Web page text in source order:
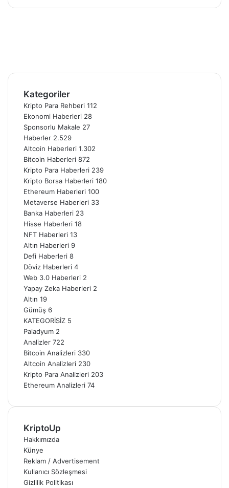
Kategoriler
Kripto Para Rehberi 112
Ekonomi Haberleri 28
Sponsorlu Makale 27
Haberler 2.529
Altcoin Haberleri 1.302
Bitcoin Haberleri 872
Kripto Para Haberleri 239
Kripto Borsa Haberleri 180
Ethereum Haberleri 100
Metaverse Haberleri 33
Banka Haberleri 23
Hisse Haberleri 18
NFT Haberleri 13
Altın Haberleri 9
Defi Haberleri 8
Döviz Haberleri 4
Web 3.0 Haberleri 2
Yapay Zeka Haberleri 2
Altın 19
Gümüş 6
KATEGORİSİZ 5
Paladyum 2
Analizler 722
Bitcoin Analizleri 330
Altcoin Analizleri 230
Kripto Para Analizleri 203
Ethereum Analizleri 74
KriptoUp
Hakkımızda
Künye
Reklam / Advertisement
Kullanıcı Sözleşmesi
Gizlilik Politikası